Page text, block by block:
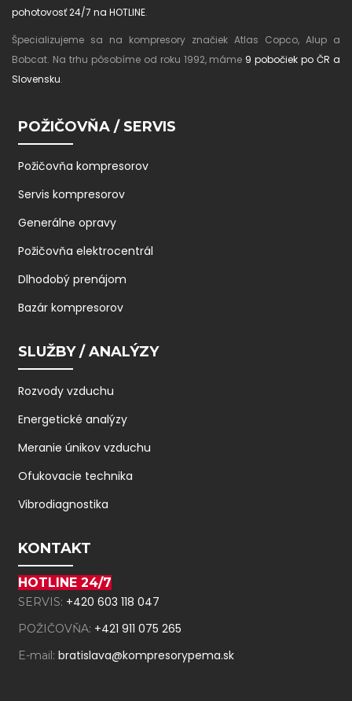
pohotovosť 24/7 na HOTLINE.
Špecializujeme sa na kompresory značiek Atlas Copco, Alup a
Bobcat. Na trhu pôsobíme od roku 1992, máme 9 pobočiek po ČR a
Slovensku.
POŽIČOVŇA / SERVIS
Požičovňa kompresorov
Servis kompresorov
Generálne opravy
Požičovňa elektrocentrál
Dlhodobý prenájom
Bazár kompresorov
SLUŽBY / ANALÝZY
Rozvody vzduchu
Energetické analýzy
Meranie únikov vzduchu
Ofukovacie technika
Vibrodiagnostika
KONTAKT
HOTLINE 24/7
SERVIS: +420 603 118 047
POŽIČOVŇA: +421 911 075 265
E-mail: bratislava@kompresorypema.sk